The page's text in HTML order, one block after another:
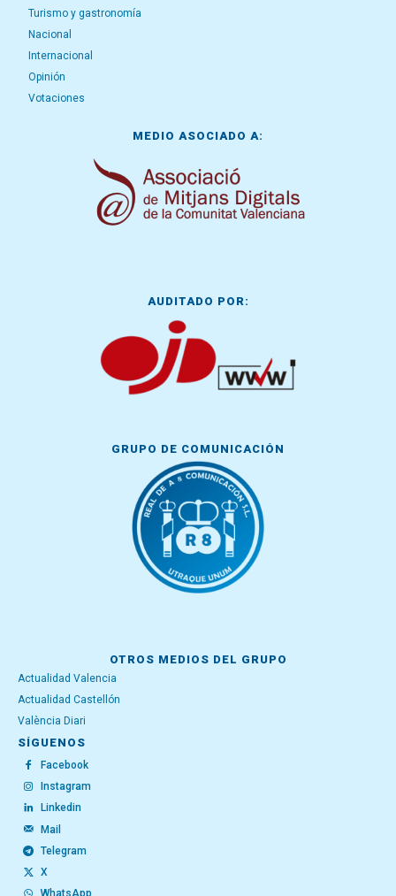
Turismo y gastronomía
Nacional
Internacional
Opinión
Votaciones
MEDIO ASOCIADO A:
AUDITADO POR:
GRUPO DE COMUNICACIÓN
OTROS MEDIOS DEL GRUPO
Actualidad Valencia
Actualidad Castellón
València Diari
SÍGUENOS
Facebook
Instagram
Linkedin
Mail
Telegram
X
WhatsApp